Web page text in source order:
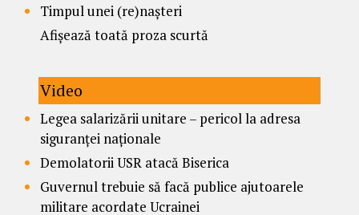
Timpul unei (re)nașteri
Afișează toată proza scurtă
Video
Legea salarizării unitare – pericol la adresa
siguranței naționale
Demolatorii USR atacă Biserica
Guvernul trebuie să facă publice ajutoarele
militare acordate Ucrainei